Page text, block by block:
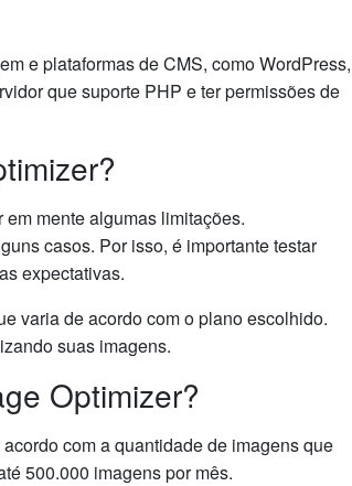
e plataformas de CMS, como WordPress,
que suporte PHP e ter permissões de
mente algumas limitações.
casos. Por isso, é importante testar
expectativas.
varia de acordo com o plano escolhido.
suas imagens.
Optimizer?
com a quantidade de imagens que
500.000 imagens por mês.